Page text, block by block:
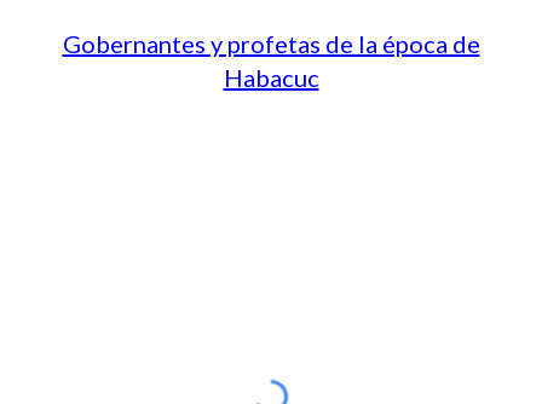
Gobernantes y profetas de la época de
Habacuc